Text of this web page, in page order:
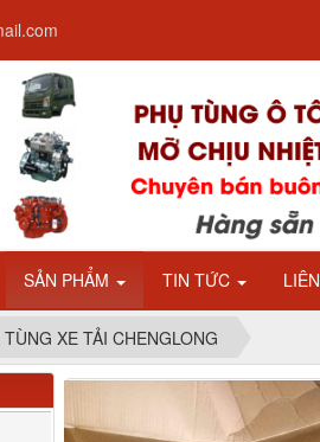
SẢN PHẨM TIN TỨC
TÙNG XE TẢI CHENGLONG